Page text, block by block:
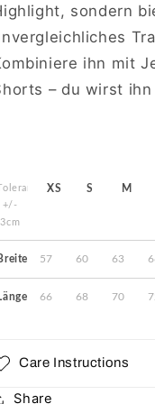
sondern
ihn mit
– du wirst
+/-
3cm
XS S M
57 60 63
66 68 70
Care Instructions
Share